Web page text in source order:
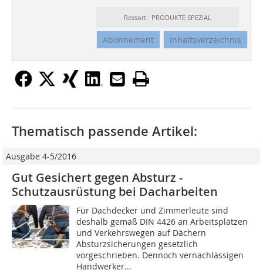
Ressort: PRODUKTE SPEZIAL
Abonnement Inhaltsverzeichnis
Thematisch passende Artikel:
Ausgabe 4-5/2016
Gut Gesichert gegen Absturz -
Schutzausrüstung bei Dacharbeiten
Für Dachdecker und Zimmerleute sind
deshalb gemäß DIN 4426 an Arbeitsplätzen
und Verkehrswegen auf Dächern
Absturzsicherungen gesetzlich
vorgeschrieben. Dennoch vernachlässigen
Handwerker...